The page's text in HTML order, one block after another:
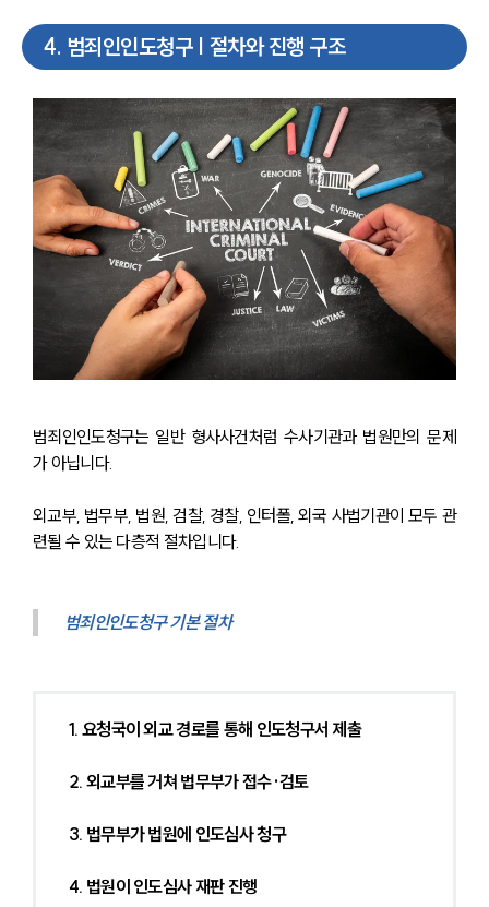
4. 범죄인인도청구 | 절차와 진행 구조
범죄인인도청구는 일반 형사사건처럼 수사기관과 법원만의 문제
가 아닙니다.
외교부, 법무부, 법원, 검찰, 경찰, 인터폴, 외국 사법기관이 모두 관
련될 수 있는 다층적 절차입니다.
범죄인인도청구 기본 절차
1. 요청국이 외교 경로를 통해 인도청구서 제출
2. 외교부를 거쳐 법무부가 접수·검토
3. 법무부가 법원에 인도심사 청구
4. 법원이 인도심사 재판 진행